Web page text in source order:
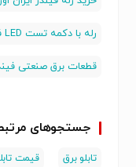
• ساخت ایتالیا —
• تابلوهای کنترل
• مدارات interlocking و حفاظتی
• کنترل موتورها و
رله با دکمه تست LED فیندر
قطعات برق صنعتی
جستجوهای
تابلو برق قیمت